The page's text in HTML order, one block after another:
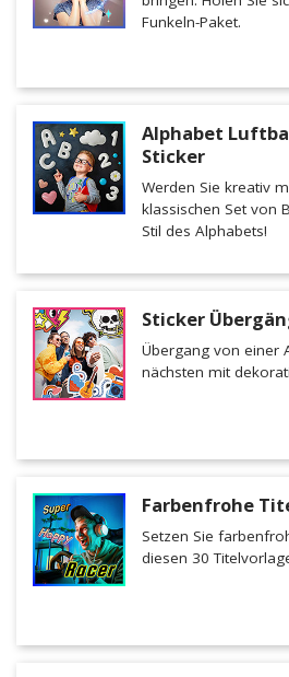
Funkeln-Paket.
Alphabet
Sticker
Werden Sie kreativ
klassischen Set von
Stil des Alphabets!
Sticker
Übergang von einer
nächsten mit
Farbenfrohe
Setzen Sie
diesen 30